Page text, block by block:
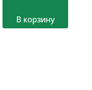
В корзину